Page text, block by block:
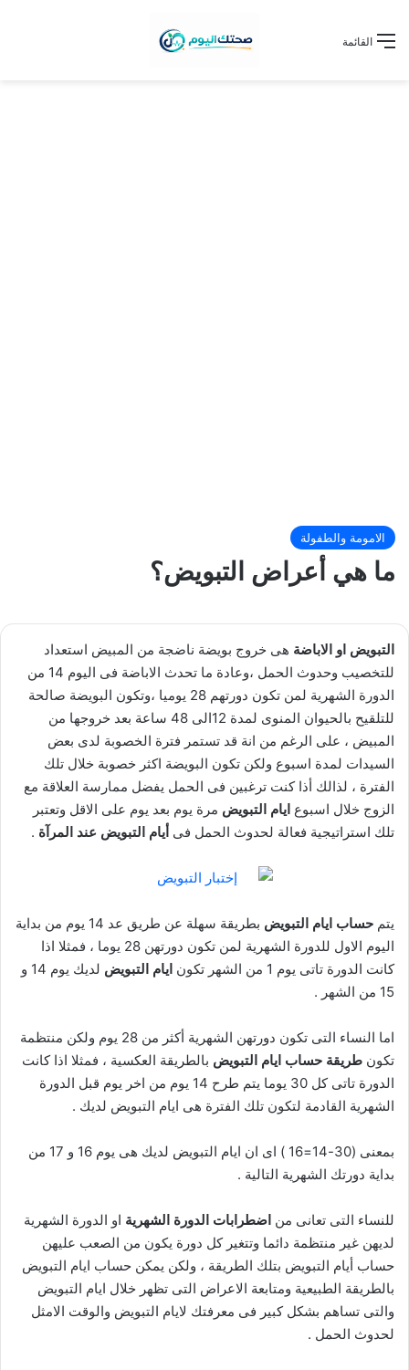
القائمة
الامومة والطفولة
ما هي أعراض التبويض؟
التبويض او الاباضة هى خروج بويضة ناضجة من المبيض استعداد
للتخصيب وحدوث الحمل ،وعادة ما تحدث الاباضة فى اليوم 14 من
الدورة الشهرية لمن تكون دورتهم 28 يوميا ،وتكون البويضة صالحة
للتلقيح بالحيوان المنوى لمدة 12الى 48 ساعة بعد خروجها من
المبيض ، على الرغم من انة قد تستمر فترة الخصوبة لدى بعض
السيدات لمدة اسبوع ولكن تكون البويضة اكثر خصوبة خلال تلك
الفترة ، لذالك أذا كنت ترغبين فى الحمل يفضل ممارسة العلاقة مع
الزوج خلال اسبوع ايام التبويض مرة يوم بعد يوم على الاقل وتعتبر
تلك استراتيجية فعالة لحدوث الحمل فى أيام التبويض عند المرآة .
يتم حساب ايام التبويض
بطريقة سهلة عن طريق عد 14 يوم من بداية
اليوم الاول للدورة الشهرية لمن تكون دورتهن 28 يوما ، فمثلا اذا
كانت الدورة تاتى يوم 1 من الشهر تكون
ايام التبويض
لديك يوم 14 و
15 من الشهر .
اما النساء التى تكون دورتهن الشهرية أكثر من 28 يوم ولكن منتظمة
تكون طريقة حساب ايام التبويض بالطريقة العكسية ، فمثلا اذا كانت
الدورة تاتى كل 30 يوما يتم طرح 14 يوم من اخر يوم قبل الدورة
الشهرية القادمة لتكون تلك الفترة هى ايام التبويض لديك .
بمعنى (30-14=16 ) اى ان ايام التبويض لديك هى يوم 16 و 17 من
بداية دورتك الشهرية التالية .
للنساء التى تعانى من اضطرابات الدورة الشهرية او الدورة الشهرية
لديهن غير منتظمة دائما وتتغير كل دورة يكون من الصعب عليهن
حساب أيام التبويض بتلك الطريقة ، ولكن يمكن حساب ايام التبويض
بالطريقة الطبيعية ومتابعة الاعراض التى تظهر خلال ايام التبويض
والتى تساهم بشكل كبير فى معرفتك لايام التبويض والوقت الامثل
لحدوث الحمل .